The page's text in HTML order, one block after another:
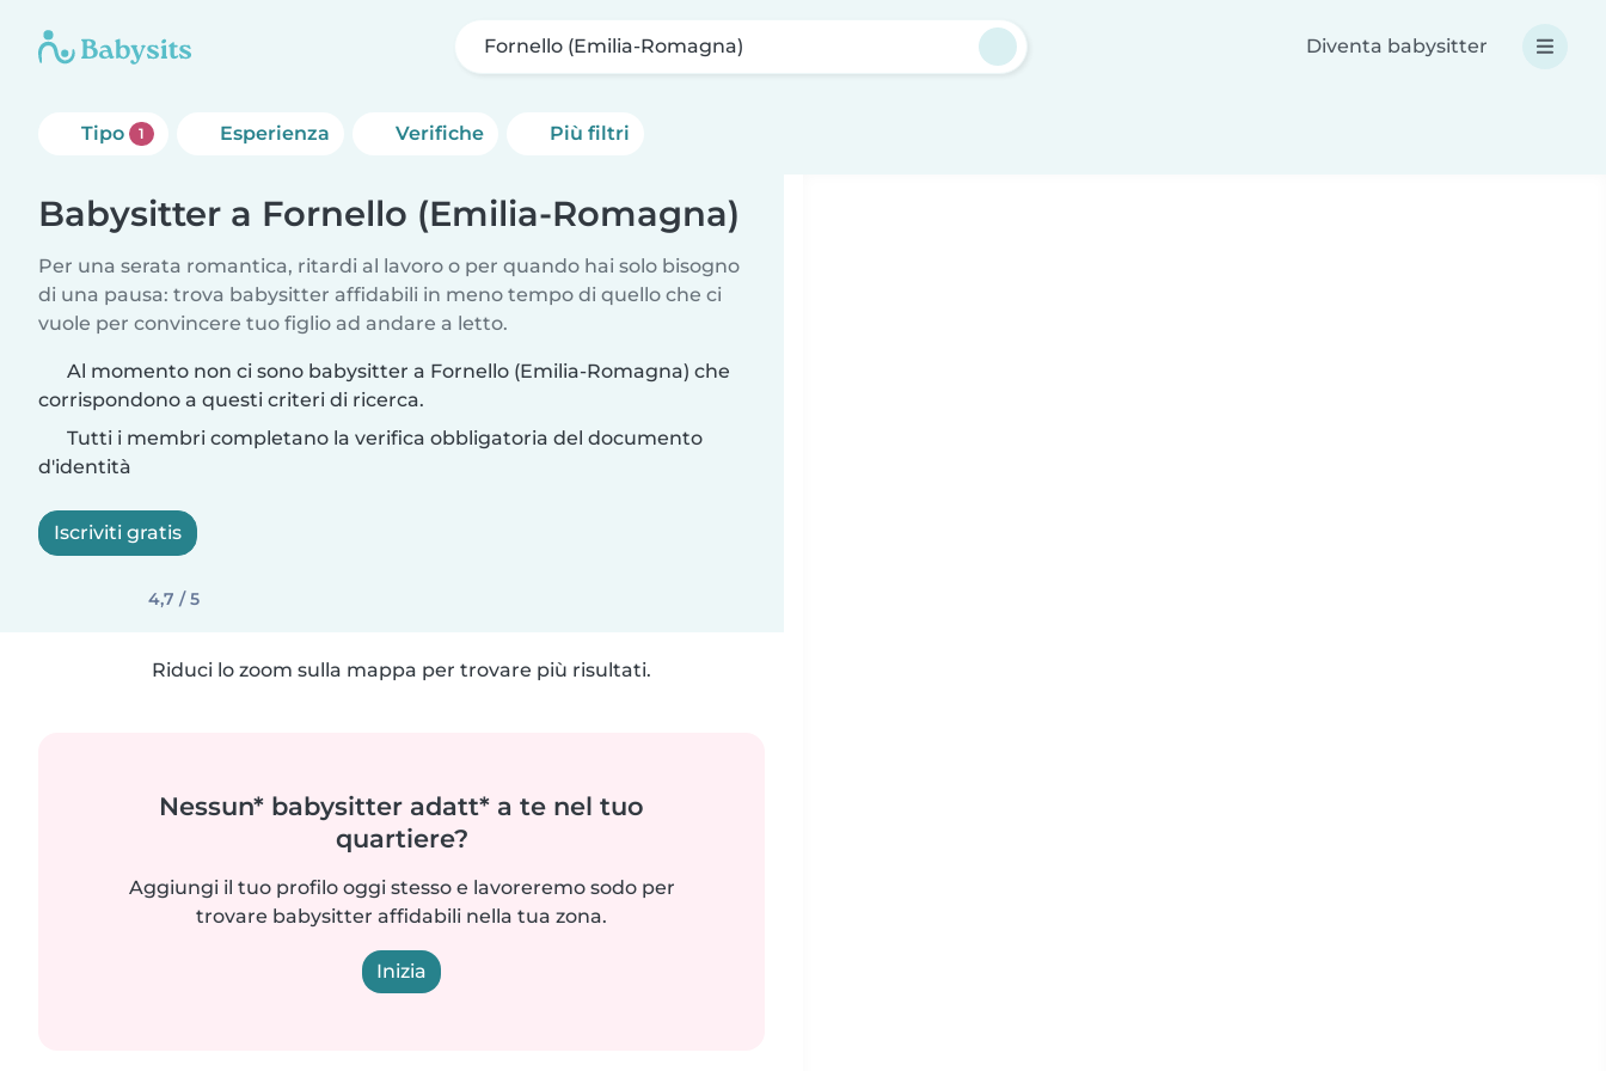
Fornello (Emilia-Romagna) Diventa babysitter
Tipo 1 Esperienza Verifiche Più filtri
Babysitter a Fornello (Emilia-Romagna)
Per una serata romantica, ritardi al lavoro o per quando hai solo bisogno
di una pausa: trova babysitter affidabili in meno tempo di quello che ci
vuole per convincere tuo figlio ad andare a letto.
Al momento non ci sono babysitter a Fornello (Emilia-Romagna) che
corrispondono a questi criteri di ricerca.
Tutti i membri completano la verifica obbligatoria del documento
d'identità
Iscriviti gratis
4,7 / 5
Riduci lo zoom sulla mappa per trovare più risultati.
Nessun* babysitter adatt* a te nel tuo
quartiere?
Aggiungi il tuo profilo oggi stesso e lavoreremo sodo per
trovare babysitter affidabili nella tua zona.
Inizia